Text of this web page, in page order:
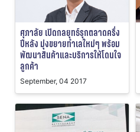
ศุภาลัย เปิดกลยุทธ์รุกตลาดครึ่ง
ปีหลัง มุ่งขยายทำเลใหม่ๆ พร้อม
พัฒนาสินค้าและบริการให้โดนใจ
ลูกค้า
September, 04 2017